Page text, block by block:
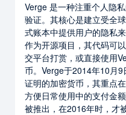
Verge 是一种注重个人隐
验证。其核心是建立受全
式账本中提供用户的隐私
作为开源项目，其代码可
交平台打赏，或直接使用
币。Verge于2014年10月
证明的加密货币，其重点
方便日常使用中的支付金
被推出，在2016年时，才